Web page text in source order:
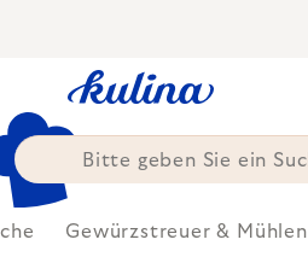
Gewürzstreuer & Mühlen